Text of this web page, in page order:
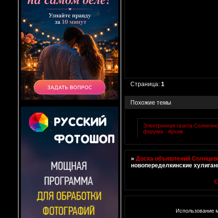
Страница:1
Похожие темы
Электронная газета
форума - Архив
»Доска объявлений
новопеределкинские
Использование